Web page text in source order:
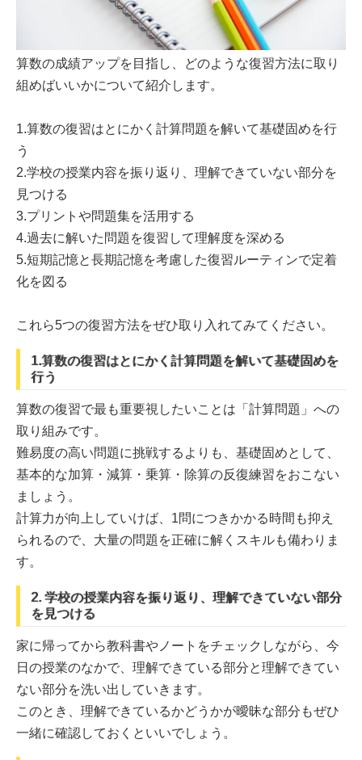
算数の成績アップを目指し、どのような復習方法に取り
組めばいいかについて紹介します。
1.算数の復習はとにかく計算問題を解いて基礎固めを行
う
2.学校の授業内容を振り返り、理解できていない部分を
見つける
3.プリントや問題集を活用する
4.過去に解いた問題を復習して理解度を深める
5.短期記憶と長期記憶を考慮した復習ルーティンで定着
化を図る
これら5つの復習方法をぜひ取り入れてみてください。
1.算数の復習はとにかく計算問題を解いて基礎固めを
行う
算数の復習で最も重要視したいことは「計算問題」への
取り組みです。
難易度の高い問題に挑戦するよりも、基礎固めとして、
基本的な加算・減算・乗算・除算の反復練習をおこない
ましょう。
計算力が向上していけば、1問につきかかる時間も抑え
られるので、大量の問題を正確に解くスキルも備わりま
す。
2. 学校の授業内容を振り返り、理解できていない部分
を見つける
家に帰ってから教科書やノートをチェックしながら、今
日の授業のなかで、理解できている部分と理解できてい
ない部分を洗い出していきます。
このとき、理解できているかどうかが曖昧な部分もぜひ
一緒に確認しておくといいでしょう。